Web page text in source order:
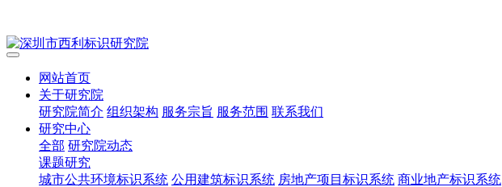
网站首页
关于研究院
研究院简介 组织架构 服务宗旨 服务范围 联系我们
研究中心
全部 研究院动态
课题研究
城市公共环境标识系统 公用建筑标识系统 房地产项目标识系统 商业地产标识系统